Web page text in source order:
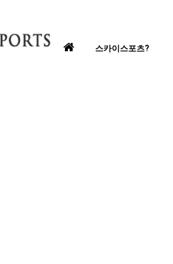
홈
스카이스포츠?